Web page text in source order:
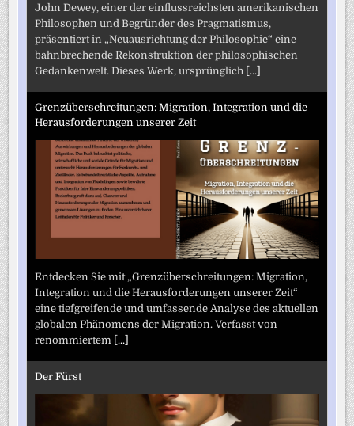
John Dewey, einer der einflussreichsten amerikanischen
Philosophen und Begründer des Pragmatismus,
präsentiert in „Neuausrichtung der Philosophie“ eine
bahnbrechende Rekonstruktion der philosophischen
Gedankenwelt. Dieses Werk, ursprünglich [...]
Grenzüberschreitungen: Migration, Integration und die
Herausforderungen unserer Zeit
Entdecken Sie mit „Grenzüberschreitungen: Migration,
Integration und die Herausforderungen unserer Zeit“
eine tiefgreifende und umfassende Analyse des aktuellen
globalen Phänomens der Migration. Verfasst von
renommiertem [...]
Der Fürst